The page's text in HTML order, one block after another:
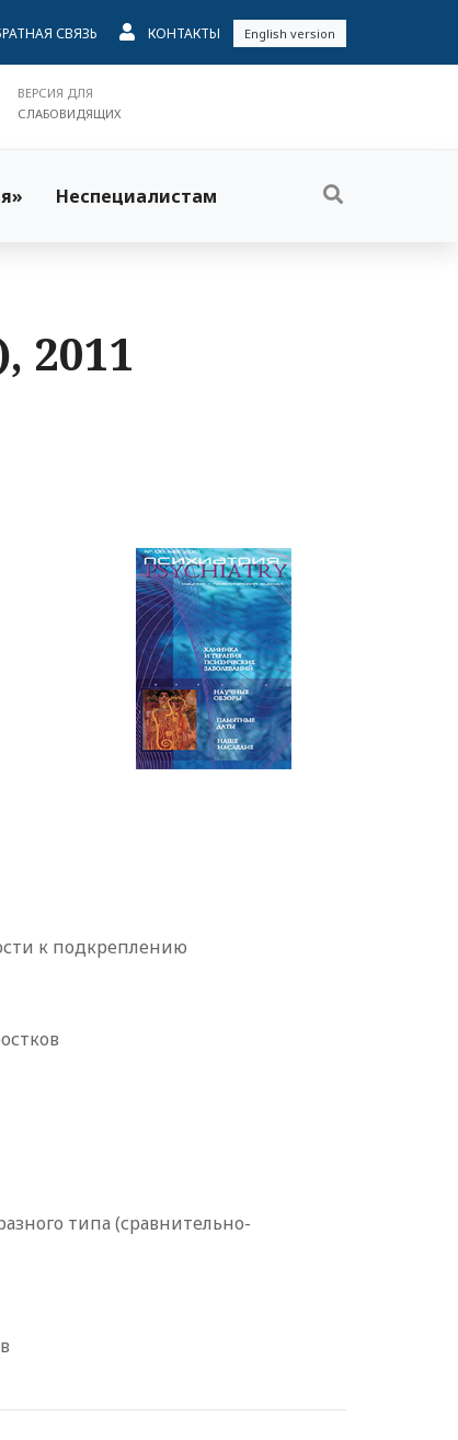
СВЯЗЬ КОНТАКТЫ English version
ВЕРСИЯ ДЛЯ
СЛАБОВИДЯЩИХ
Неспециалистам
2011
к подкреплению
типа (сравнительно-